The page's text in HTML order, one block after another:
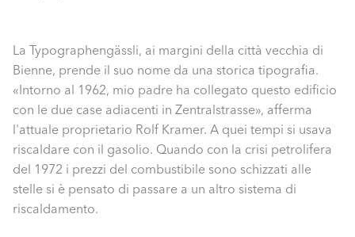
La Typographengässli, ai margini della città vecchia di
Bienne, prende il suo nome da una storica tipografia.
«Intorno al 1962, mio padre ha collegato questo edificio
con le due case adiacenti in Zentralstrasse», afferma
l'attuale proprietario Rolf Kramer. A quei tempi si usava
riscaldare con il gasolio. Quando con la crisi petrolifera
del 1972 i prezzi del combustibile sono schizzati alle
stelle si è pensato di passare a un altro sistema di
riscaldamento.